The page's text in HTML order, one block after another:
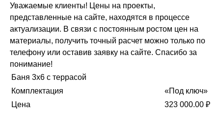
г. Владимир,
ул. Куйбышева, д.24А
[ наши соцсети ]
Уважаемые клиенты! Цены на проекты,
представленные на сайте, находятся в процессе
актуализации. В связи с постоянным ростом цен на
материалы, получить точный расчет можно только по
телефону или оставив заявку на сайте. Спасибо за
понимание!
Баня 3х6 с террасой
Комплектация
«Под ключ»
Цена
323 000.00 ₽